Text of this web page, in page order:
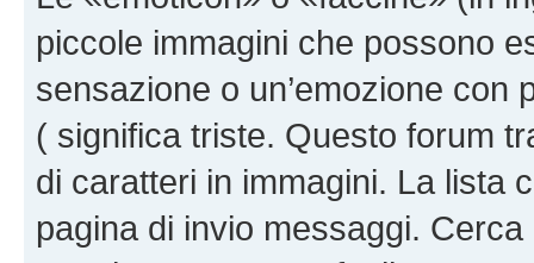
piccole immagini che possono
sensazione o un’emozione
( significa triste. Questo forum
di caratteri in immagini. La lista
pagina di invio messaggi.